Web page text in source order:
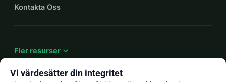
Kontakta Oss
Fler resurser expand_more
Vi värdesätter din integritet